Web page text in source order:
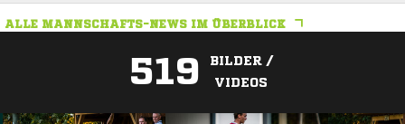
ALLE MANNSCHAFTS-NEWS IM ÜBERBLICK
519
BILDER /
VIDEOS